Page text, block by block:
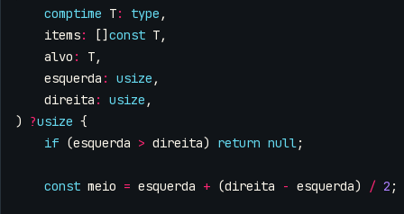
comptime T: type ,
items: [] const T,
alvo : T,
esquerda : usize ,
direita : usize ,
)
?usize {
if (esquerda > direita) return null;
const meio = esquerda + (direita - esquerda) / 2 ;